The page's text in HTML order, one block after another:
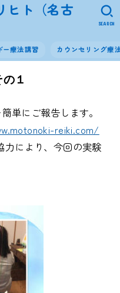
ヒト（名古
ー療法講習 カウンセリング療
SEARCH
１
単にご報告します。
reiki.com/
力により、今回の実験